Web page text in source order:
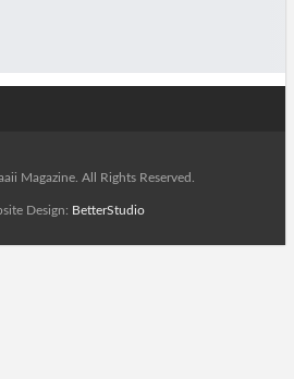
Magazine. All Rights Reserved.
Design: BetterStudio